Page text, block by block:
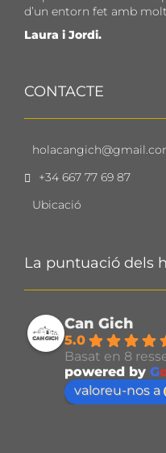
d’un entorn fet amb
Laura i Jordi.
CONTACTE
+34 667 77 69 87
Ubicació
La puntuació dels
Can Gich
5.0
Basat en 8
powered by G
valoreu-nos a